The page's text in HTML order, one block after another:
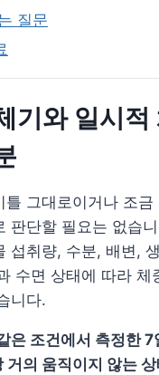
질문
기와 일시적
틀 그대로이거나 조금
판단할 필요는 없습
섭취량, 수분, 배변,
수면 상태에 따라 체
니다.
은 조건에서 측정한 7
거의 움직이지 않는 상